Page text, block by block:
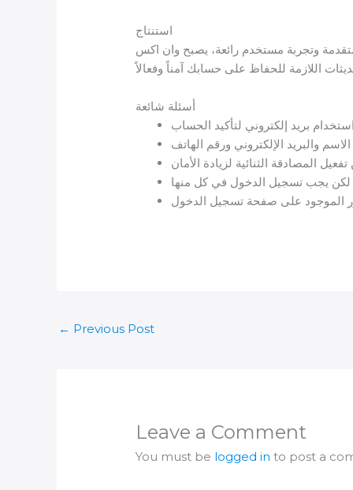
استنتاج
وتجربة مستخدم رائعة، يصبح وان اكس
أسئلة شائعة
← Previous Post
Leave a Comment
You must be logged in to post a